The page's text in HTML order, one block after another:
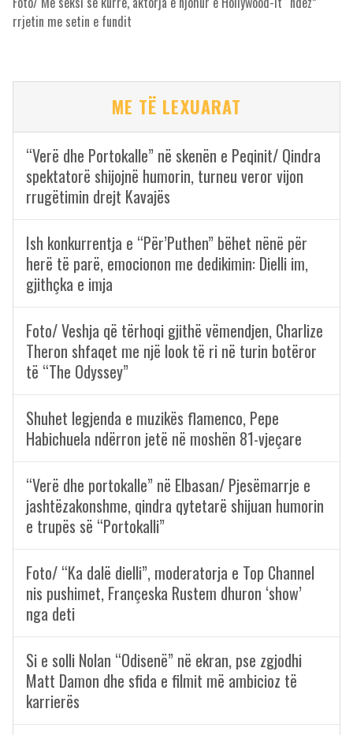
rrjetin me setin e fundit
ME TË LEXUARAT
“Verë dhe Portokalle” në skenën e Peqinit/ Qindra
spektatorë shijojnë humorin, turneu veror vijon
rrugëtimin drejt Kavajës
Ish konkurrentja e “Për’Puthen” bëhet nënë për
herë të parë, emocionon me dedikimin: Dielli im,
gjithçka e imja
Foto/ Veshja që tërhoqi gjithë vëmendjen, Charlize
Theron shfaqet me një look të ri në turin botëror
të “The Odyssey”
Shuhet legjenda e muzikës flamenco, Pepe
Habichuela ndërron jetë në moshën 81-vjeçare
“Verë dhe portokalle” në Elbasan/ Pjesëmarrje e
jashtëzakonshme, qindra qytetarë shijuan humorin
e trupës së “Portokalli”
Foto/ “Ka dalë dielli”, moderatorja e Top Channel
nis pushimet, Françeska Rustem dhuron ‘show’
nga deti
Si e solli Nolan “Odisenë” në ekran, pse zgjodhi
Matt Damon dhe sfida e filmit më ambicioz të
karrierës